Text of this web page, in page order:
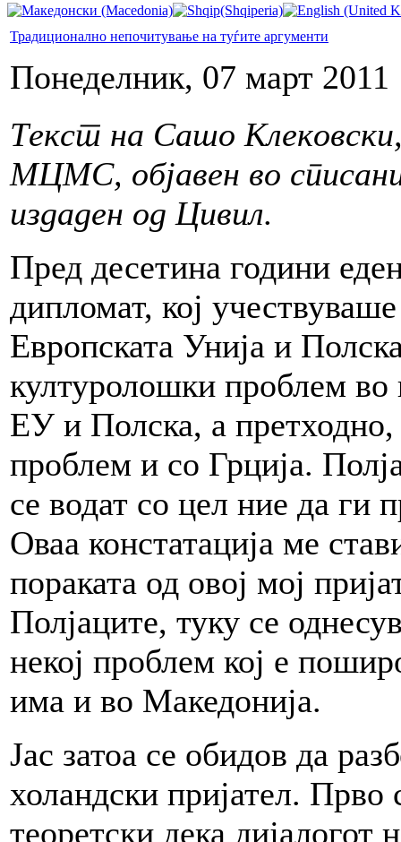
Традиционално непочитување на туѓите аргументи
Понеделник, 07 март 2011
Текст на Сашо
МЦМС, објавен во
издаден од Цивил.
Пред десетина години
дипломат, кој
Европската Унија и
културолошки проблем во
ЕУ и Полска, а претходно,
проблем и со Грција.
се водат со цел ние да ги
Оваа констатација ме
пораката од овој мој
Полјаците, туку се
некој проблем кој е
има и во Македонија.
Јас затоа се обидов да
холандски пријател. Прво
теоретски дека